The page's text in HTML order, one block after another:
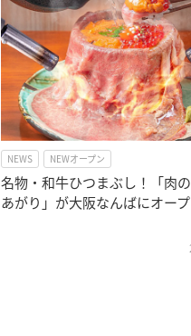
NEWS NEWオープン
名物・和牛ひつまぶし！「肉
あがり」が大阪なんばにオー